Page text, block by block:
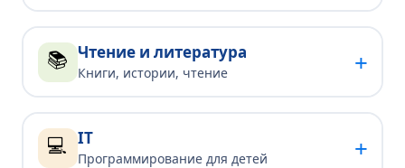
📚 Чтение и литература
Книги, истории, чтение +
💻 IT
Программирование для детей +